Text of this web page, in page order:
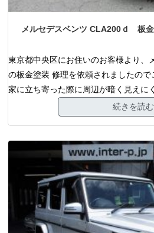
メルセデスベンツ CLA200ｄ 板
東京都中央区にお住いのお客様より、
の板金塗装 修理を依頼されましたの
家に立ち寄った際に周辺が暗く見えに
続きを読む